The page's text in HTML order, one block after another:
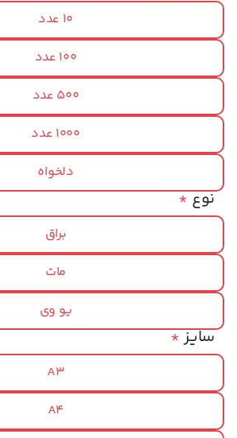
10 عدد
100 عدد
500 عدد
1000 عدد
دلخواه
*نوع
براق
مات
یو وی
*سایز
A3
A4